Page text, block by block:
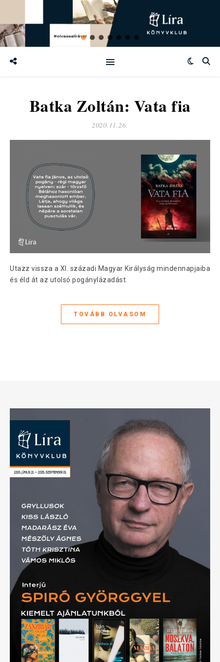
Batka Zoltán: Vata fia
2020.11.26.
Utazz vissza a XI. századi Magyar Királyság mindennapjaiba
és éld át az utolsó pogánylázadást.
TOVÁBB OLVASOM